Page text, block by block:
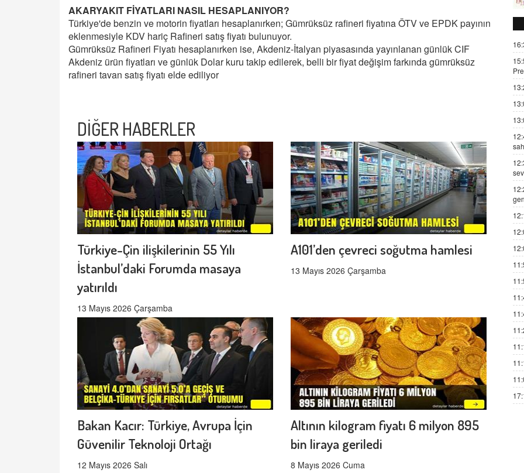
AKARYAKIT FİYATLARI NASIL HESAPLANIYOR?
Türkiye'de benzin ve motorin fiyatları hesaplanırken; Gümrüksüz rafineri fiyatına ÖTV ve EPDK payının
eklenmesiyle KDV hariç Rafineri satış fiyatı bulunuyor.
Gümrüksüz Rafineri Fiyatı hesaplanırken ise, Akdeniz-İtalyan piyasasında yayınlanan günlük CIF
Akdeniz ürün fiyatları ve günlük Dolar kuru takip edilerek, belli bir fiyat değişim farkında gümrüksüz
rafineri tavan satış fiyatı elde ediliyor
DİĞER HABERLER
Türkiye-Çin ilişkilerinin 55 Yılı
İstanbul’daki Forumda masaya
yatırıldı
13 Mayıs 2026 Çarşamba
A101’den çevreci soğutma hamlesi
13 Mayıs 2026 Çarşamba
Bakan Kacır: Türkiye, Avrupa İçin
Güvenilir Teknoloji Ortağı
12 Mayıs 2026 Salı
Altının kilogram fiyatı 6 milyon 895
bin liraya geriledi
8 Mayıs 2026 Cuma